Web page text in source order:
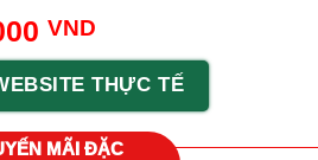
VND
THỰC TẾ
MÃI ĐẶC